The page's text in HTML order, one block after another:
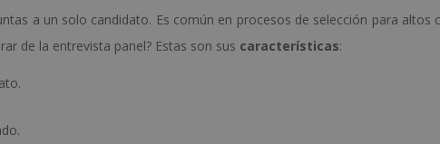
a un solo candidato. Es común en procesos de selección para altos
de la entrevista panel? Estas son sus características: